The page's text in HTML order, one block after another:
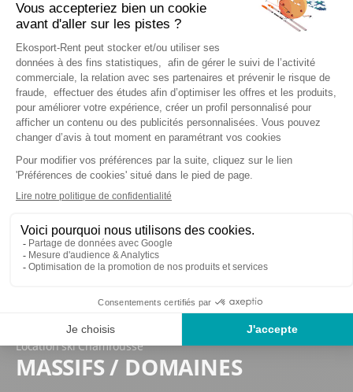
STATIONS DE SKI
Location ski Les Orres
Location ski La Rosière
Location ski La Plagne
Location ski Les 2 Alpes
Location ski Auris en Oisans
Location ski Serre Chevalier
Location ski Courchevel
Location ski Cauterets
Location ski La Toussuire
Location ski Peisey Vallandry
Location ski Morzine
Location ski Les Gets
Location ski Chamrousse
MASSIFS / DOMAINES